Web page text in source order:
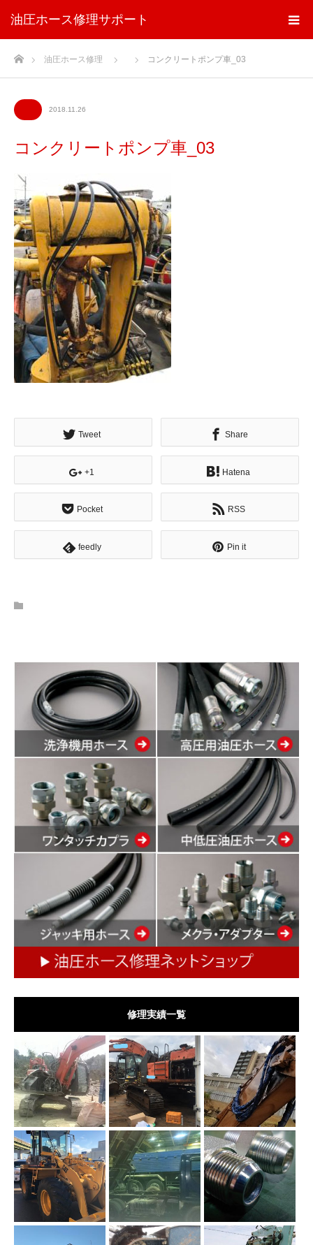
油圧ホース修理サポート
ホーム油圧ホース修理 コンクリートポンプ車_03
2018.11.26
コンクリートポンプ車_03
Tweet Share
+1 Hatena
Pocket RSS
feedly Pin it
修理実績一覧